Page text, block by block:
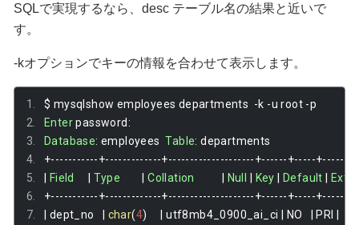
SQLで実現するなら、desc テーブル名の結果と近いで
す。
-kオプションでキーの情報を合わせて表示します。
$ mysqlshow employees departments -k -u root -p
Enter password:
Database: employees Table: departments
+-----------+-------------+--------------------+------+-----
| Field | Type | Collation | Null | Key | Default | Extra
+-----------+-------------+--------------------+------+-----
| dept_no | char(4) | utf8mb4_0900_ai_ci | NO | PRI |